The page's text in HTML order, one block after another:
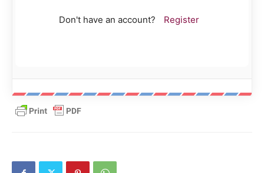
Don't have an account? Register